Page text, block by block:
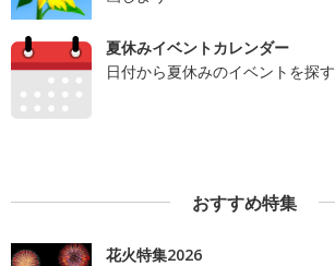
夏休みイベントカレンダー
日付から夏休みのイベントを探す
おすすめ特集
花火特集2026